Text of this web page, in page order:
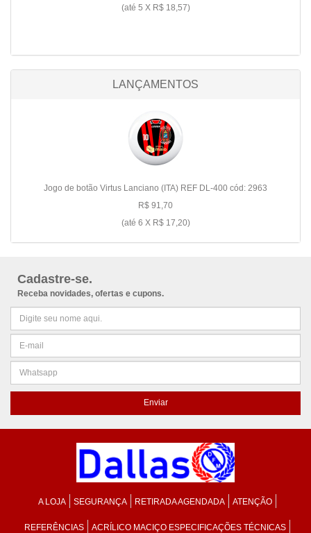
(até 5 X R$ 18,57)
LANÇAMENTOS
Jogo de botão Virtus Lanciano (ITA) REF DL-400 cód: 2963
R$ 91,70
(até 6 X R$ 17,20)
Cadastre-se.
Receba novidades, ofertas e cupons.
A LOJA SEGURANÇA RETIRADA AGENDADA ATENÇÃO
REFERÊNCIAS ACRÍLICO MACIÇO ESPECIFICAÇÕES TÉCNICAS